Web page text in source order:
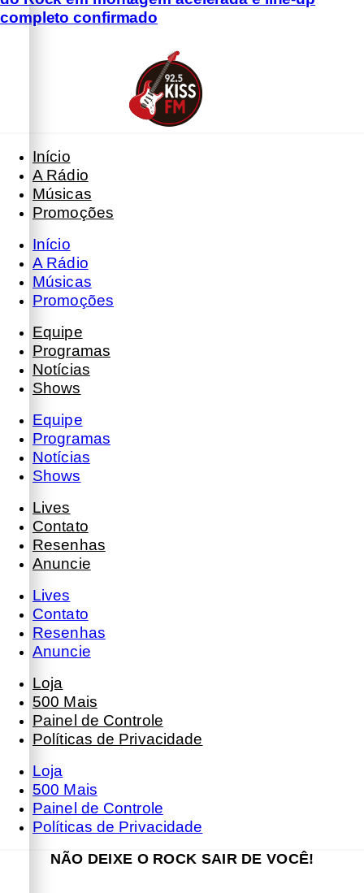
completo confirmado
Início
A Rádio
Músicas
Promoções
Início
A Rádio
Músicas
Promoções
Equipe
Programas
Notícias
Shows
Equipe
Programas
Notícias
Shows
Lives
Contato
Resenhas
Anuncie
Lives
Contato
Resenhas
Anuncie
Loja
500 Mais
Painel de Controle
Políticas de Privacidade
Loja
500 Mais
Painel de Controle
Políticas de Privacidade
NÃO DEIXE O ROCK SAIR DE VOCÊ!